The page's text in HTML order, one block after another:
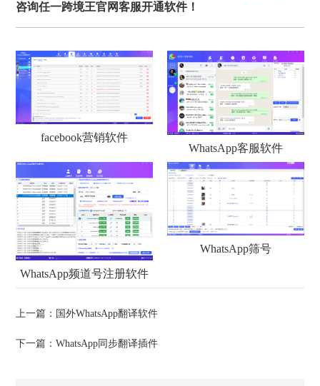
咨询任一跨境王官网客服开通软件！
facebook营销软件
WhatsApp客服软件
WhatsApp频道号注册软件
WhatsApp筛号
上一篇： 国外WhatsApp翻译软件
下一篇：WhatsApp同步翻译插件